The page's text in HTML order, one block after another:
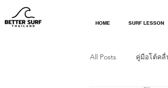
HOME SURF LESSON
All Posts คู่มือโต้ค